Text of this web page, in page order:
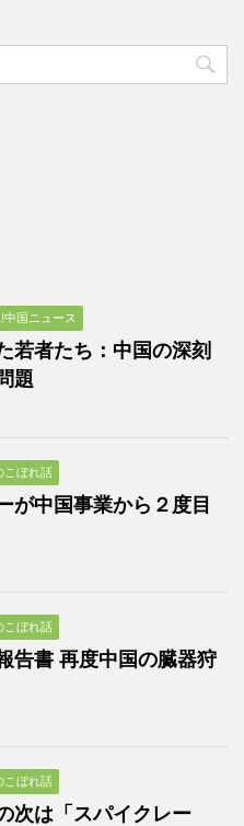
中国ニュース
若者たち：中国の深刻
題
こぼれ話
が中国事業から２度目
こぼれ話
告書 再度中国の臓器狩
こぼれ話
次は「スパイクレー